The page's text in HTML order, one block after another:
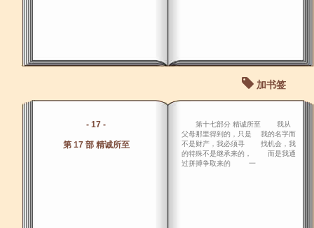
加书签
- 17 -
第 17 部 精诚所至
第十七部分 精诚所至 我从
父母那里得到的，只是 我的名字而
不是财产，我必须寻 找机会，我
的特殊不是继承来的， 而是我通
过拼搏争取来的 一